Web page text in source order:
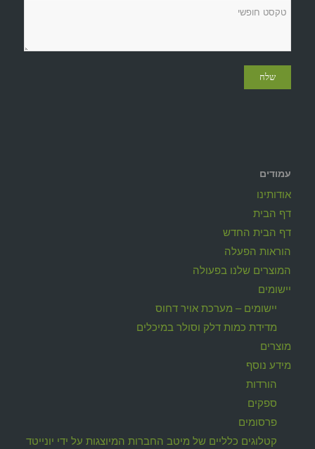
עמודים
אודותינו
דף הבית
דף הבית החדש
הוראות הפעלה
המוצרים שלנו בפעולה
יישומים
יישומים – מערכת אויר דחוס
מדידת כמות דלק וסולר במיכלים
מוצרים
מידע נוסף
הורדות
ספקים
פרסומים
קטלוגים כלליים של מיטב החברות המיוצגות על ידי יונייטד